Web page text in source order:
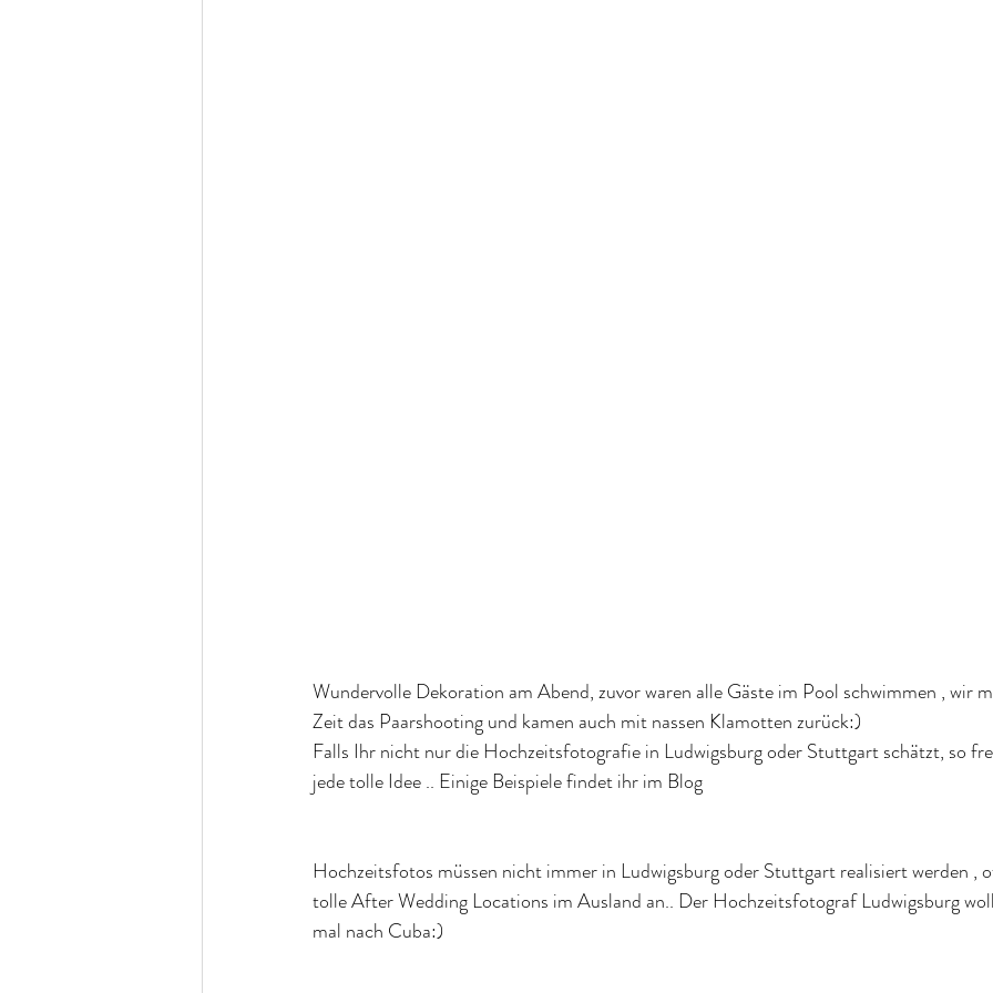
Wundervolle Dekoration am Abend, zuvor waren alle Gäste im Pool schwimmen , wir
Zeit das Paarshooting und kamen auch mit nassen Klamotten zurück:)
Falls Ihr nicht nur die Hochzeitsfotografie in Ludwigsburg oder Stuttgart schätzt, so
jede tolle Idee .. Einige Beispiele findet ihr im Blog
Hochzeitsfotos müssen nicht immer in Ludwigsburg oder Stuttgart realisiert werden ,
tolle After Wedding Locations im Ausland an.. Der Hochzeitsfotograf Ludwigsburg
mal nach Cuba:)